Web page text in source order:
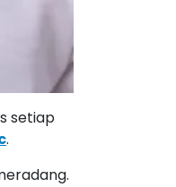
setiap
.